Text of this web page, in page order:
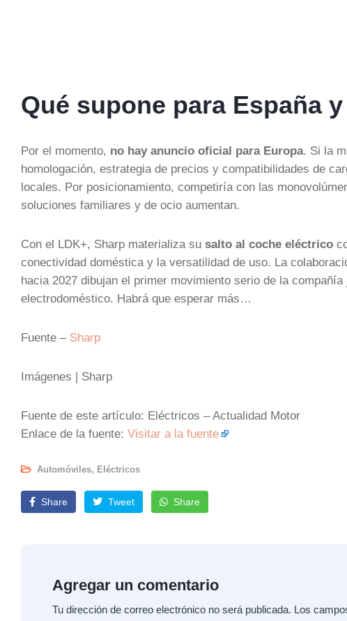
Qué supone para España
Por el momento, no hay anuncio oficial para Europa. Si la
homologación, estrategia de precios y compatibilidades de
locales. Por posicionamiento, competiría con las
soluciones familiares y de ocio aumentan.
Con el LDK+, Sharp materializa su salto al coche eléctrico
conectividad doméstica y la versatilidad de uso. La
hacia 2027 dibujan el primer movimiento serio de la
electrodoméstico. Habrá que esperar más…
Fuente – Sharp
Imágenes | Sharp
Fuente de este artículo: Eléctricos – Actualidad Motor
Enlace de la fuente: Visitar a la fuente
Automóviles, Eléctricos
Share Tweet Share
Agregar un comentario
Tu dirección de correo electrónico no será publicada. Los